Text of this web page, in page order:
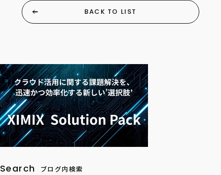
BACK TO LIST
Search ブログ内検索